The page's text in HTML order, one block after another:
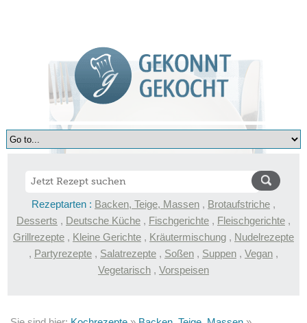
Rezeptarten : Backen, Teige, Massen , Brotaufstriche ,
Desserts , Deutsche Küche , Fischgerichte , Fleischgerichte ,
Grillrezepte , Kleine Gerichte , Kräutermischung , Nudelrezepte
, Partyrezepte , Salatrezepte , Soßen , Suppen , Vegan ,
Vegetarisch , Vorspeisen